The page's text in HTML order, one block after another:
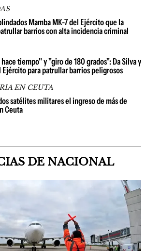
Mamba MK-7 del Ejército que la
barrios con alta incidencia criminal
tiempo" y "giro de 180 grados": Da Silva y
Ejército para patrullar barrios peligrosos
EN CEUTA
satélites militares el ingreso de más de
Ceuta
DE NACIONAL